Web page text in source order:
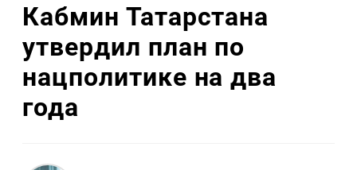
Кабмин Татарстана
утвердил план по
нацполитике на два
года